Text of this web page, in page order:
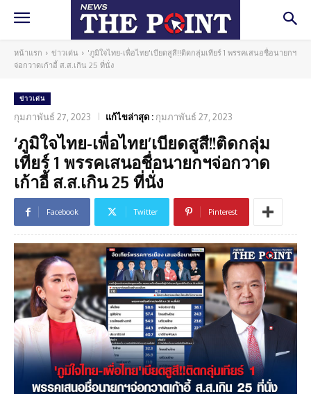
หน้าแรก ข่าวเด่น
'ภูมิใจไทย-เพื่อไทย'เบียดสูสี!!ติดกลุ่มเทียร์ 1 พรรคเสนอชื่อนายกฯ
จ่อกวาดเก้าอี้ ส.ส.เกิน 25 ที่นั่ง
ข่าวเด่น
กุมภาพันธ์ 27, 2023 แก้ไขล่าสุด : กุมภาพันธ์ 27, 2023
‘ภูมิใจไทย-เพื่อไทย’เบียดสูสี!!ติดกลุ่ม
เทียร์ 1 พรรคเสนอชื่อนายกฯจ่อกวาด
เก้าอี้ ส.ส.เกิน 25 ที่นั่ง
Facebook Twitter Pinterest